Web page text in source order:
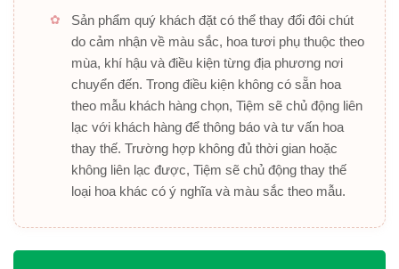
Sản phẩm quý khách đặt có thể thay đổi đôi chút
do cảm nhận về màu sắc, hoa tươi phụ thuộc theo
mùa, khí hậu và điều kiện từng địa phương nơi
chuyển đến. Trong điều kiện không có sẵn hoa
theo mẫu khách hàng chọn, Tiệm sẽ chủ động liên
lạc với khách hàng để thông báo và tư vấn hoa
thay thế. Trường hợp không đủ thời gian hoặc
không liên lạc được, Tiệm sẽ chủ động thay thế
loại hoa khác có ý nghĩa và màu sắc theo mẫu.